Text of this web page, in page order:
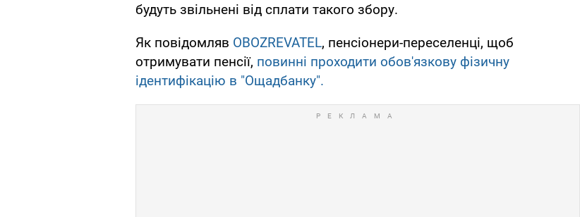
будуть звільнені від сплати такого збору.
Як повідомляв OBOZREVATEL, пенсіонери-переселенці, щоб
отримувати пенсії, повинні проходити обов'язкову фізичну
ідентифікацію в "Ощадбанку".